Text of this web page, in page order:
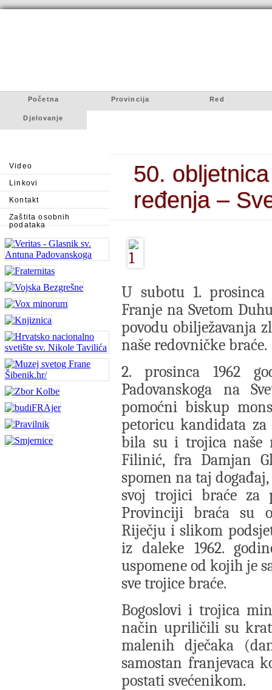
Početna Provincija Red
Djelovanje
Video
Linkovi
Kontakt
Zaštita osobnih
podataka
50.
ređenja –
U subotu 1. prosinca
Franje na Svetom
povodu obilježavanja
naše redovničke braće.
2. prosinca 1962
Padovanskoga na
pomoćni biskup
petoricu kandidata
bila su i trojica naše
Filinić, fra Damjan
spomen na taj
svoj trojici braće za
Provinciji braća su
Riječju i slikom
iz daleke 1962.
uspomene od kojih je
sve trojice braće.
Bogoslovi i trojica
način upriličili su
malenih dječaka
samostan franjevaca
postati svećenikom.